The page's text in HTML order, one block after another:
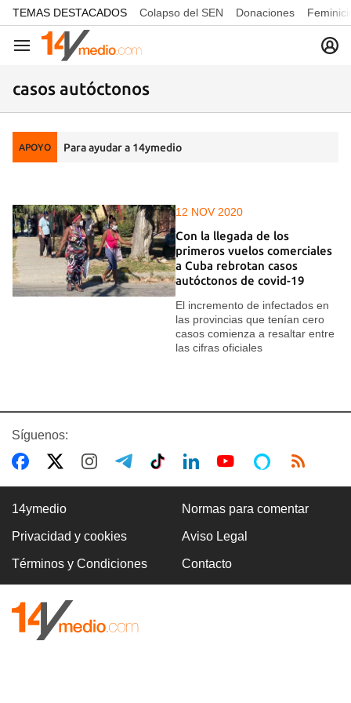
common.go-to-content
TEMAS DESTACADOS Colapso del SEN Donaciones
Navegación
casos autóctonos
APOYO Para ayudar a 14ymedio
12 NOV 2020
Con la llegada de los
primeros vuelos comerciales
a Cuba rebrotan casos
autóctonos de covid-19
El incremento de infectados en
las provincias que tenían cero
casos comienza a resaltar entre
las cifras oficiales
Síguenos:
14ymedio Normas para comentar
Privacidad y cookies Aviso Legal
Términos y Condiciones Contacto